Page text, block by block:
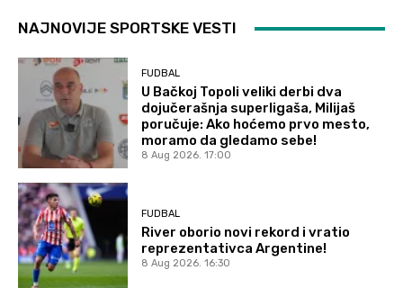
NAJNOVIJE SPORTSKE VESTI
FUDBAL
U Bačkoj Topoli veliki derbi dva
dojučerašnja superligaša, Milijaš
poručuje: Ako hoćemo prvo mesto,
moramo da gledamo sebe!
8 Aug 2026. 17:00
FUDBAL
River oborio novi rekord i vratio
reprezentativca Argentine!
8 Aug 2026. 16:30